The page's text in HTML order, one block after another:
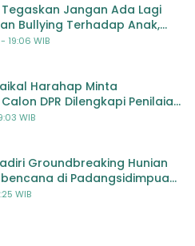
Jangan Ada Lagi
Bullying Terhadap Anak,
Seluruh Pihak
19:06 WIB
Harahap Minta
DPR Dilengkapi Penilaian
WIB
Groundbreaking Hunian
di Padangsidimpuan,
bagi Penyintas
WIB